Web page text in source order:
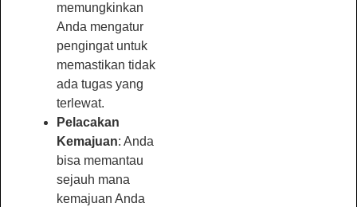
memungkinkan
Anda mengatur
pengingat untuk
memastikan tidak
ada tugas yang
terlewat.
Pelacakan
Kemajuan: Anda
bisa memantau
sejauh mana
kemajuan Anda